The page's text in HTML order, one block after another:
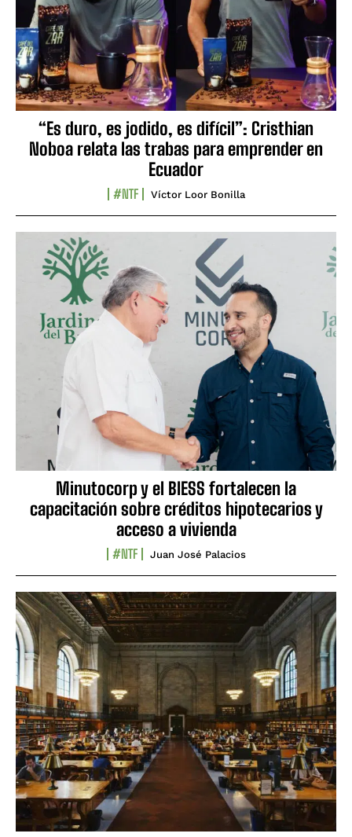
“Es duro, es jodido, es difícil”: Cristhian
Noboa relata las trabas para emprender en
Ecuador
#NTF Víctor Loor Bonilla
Minutocorp y el BIESS fortalecen la
capacitación sobre créditos hipotecarios y
acceso a vivienda
#NTF Juan José Palacios